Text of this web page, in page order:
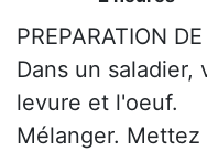
PREPARATION
Dans un
levure et l'oeuf.
Mélanger.